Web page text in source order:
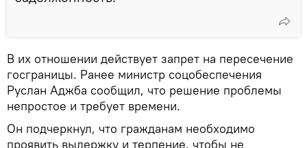
В их отношении действует запрет на пересечение
госграницы. Ранее министр соцобеспечения
Руслан Аджба сообщил, что решение проблемы
непростое и требует времени.
Он подчеркнул, что гражданам необходимо
проявить выдержку и терпение, чтобы не